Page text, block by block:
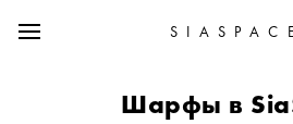
Шарфы в